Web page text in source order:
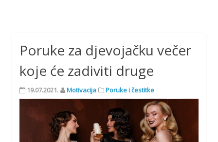
Poruke za djevojačku večer
koje će zadiviti druge
19.07.2021. Motivacija Poruke i čestitke